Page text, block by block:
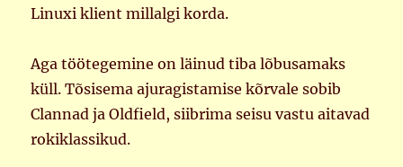
Linuxi klient millalgi korda.
Aga töötegemine on läinud tiba lõbusamaks
küll. Tõsisema ajuragistamise kõrvale sobib
Clannad ja Oldfield, siibrima seisu vastu aitavad
rokiklassikud.